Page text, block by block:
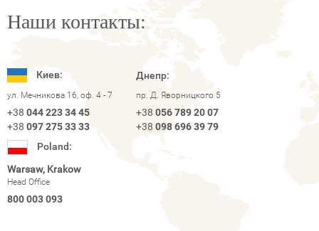
Наши контакты:
Киев:
ул. Мечникова 16, оф. 4 - 7
+38 044 223 34 45
+38 097 275 33 33
Днепр:
пр. Д. Яворницкого 5
+38 056 789 20 07
+38 098 696 39 79
Poland:
Warsaw, Krakow
Head Office
800 003 093